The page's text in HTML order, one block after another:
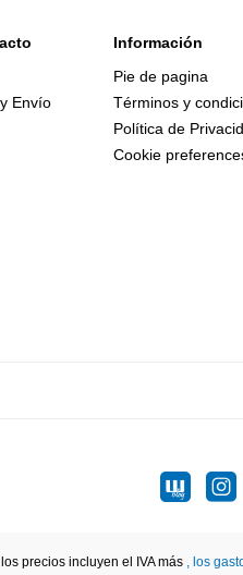
Envío
Información
Pie de pagina
Términos y
Política de
Cookie
precios incluyen el IVA más , los